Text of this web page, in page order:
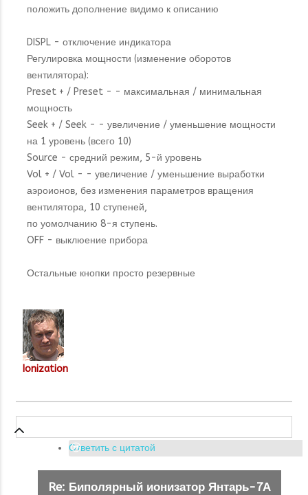
положить дополнение видимо к описанию
DISPL - отключение индикатора
Регулировка мощности (изменение оборотов
вентилятора):
Preset + / Preset - - максимальная / минимальная
мощность
Seek + / Seek - - увеличение / уменьшение мощности
на 1 уровень (всего 10)
Source - средний режим, 5-й уровень
Vol + / Vol - - увеличение / уменьшение выработки
аэроионов, без изменения параметров вращения
вентилятора, 10 ступеней,
по уомолчанию 8-я ступень.
OFF - выклюение прибора
Остальные кнопки просто резервные
Ionization
Ответить с цитатой
Re: Биполярный ионизатор Янтарь-7А